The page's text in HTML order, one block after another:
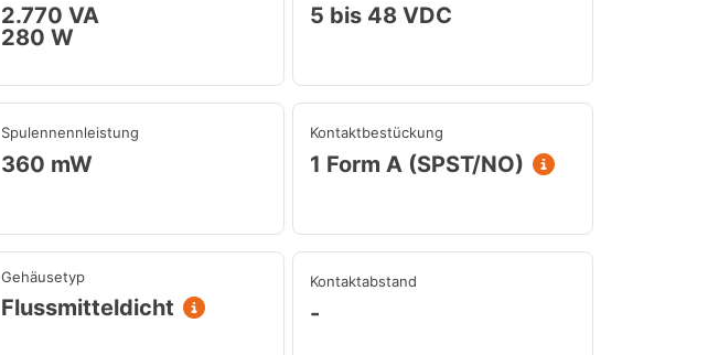
2.770 VA
280 W
5 bis 48 VDC
Spulennennleistung
360 mW
Kontaktbestückung
1 Form A (SPST/NO)
Gehäusetyp
Flussmitteldicht
Kontaktabstand
-